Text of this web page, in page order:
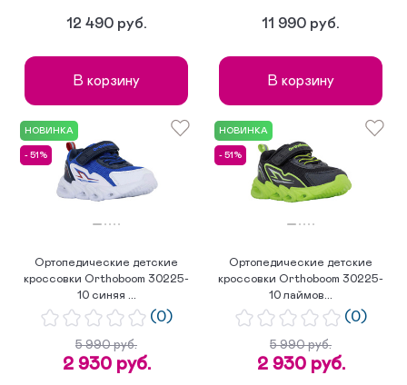
12 490 руб.
В корзину
11 990 руб.
В корзину
НОВИНКА
- 51%
Ортопедические детские
кроссовки Orthoboom 30225-
10 синяя ...
(0)
5 990 руб.
2 930 руб.
НОВИНКА
- 51%
Ортопедические детские
кроссовки Orthoboom 30225-
10 лаймов...
(0)
5 990 руб.
2 930 руб.